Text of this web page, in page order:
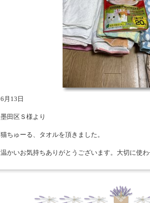
6月13日
墨田区Ｓ様より
猫ちゅーる、タオルを頂きました。
温かいお気持ちありがとうございます。大切に使わ